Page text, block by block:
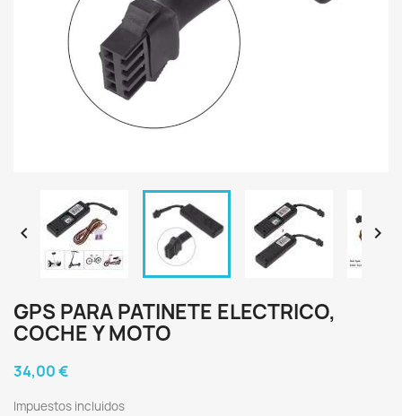
 
GPS PARA PATINETE ELECTRICO,
COCHE Y MOTO
34,00 €
Impuestos incluidos